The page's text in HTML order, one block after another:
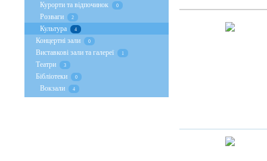
Курорти та відпочинок 0
Розваги 2
Культура 4
Концертні зали 0
Виставкові зали та галереї 1
Театри 3
Бібліотеки 0
Вокзали 4